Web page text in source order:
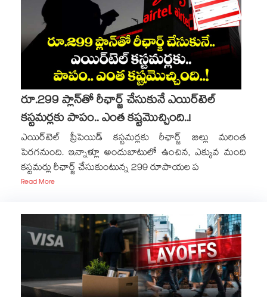
రూ.299 ప్లాన్‌తో రీఛార్జ్ చేసుకునే ఎయిర్‌టెల్
కస్టమర్లకు పాపం.. ఎంత కష్టమొచ్చింది..!
ఎయిర్⁭టెల్ ప్రీపెయిడ్ కస్టమర్లకు రీఛార్జ్ బిల్లు మరింత
పెరగనుంది. ఇన్నాళ్లూ అందుబాటులో ఉంచిన, ఎక్కువ మంది
కస్టమర్లు రీఛార్జ్ చేసుకుంటున్న 299 రూపాయల ప
Read More